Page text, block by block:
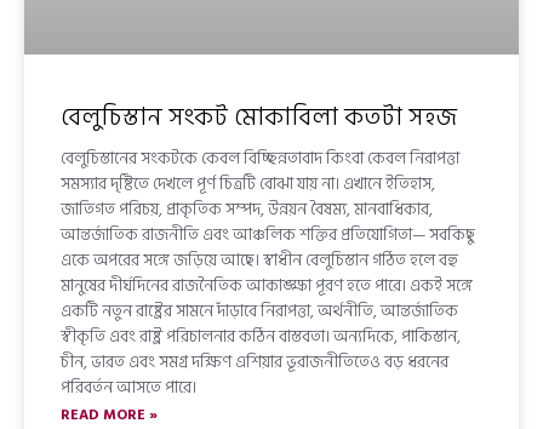
বেলুচিস্তান সংকট মোকাবিলা কতটা সহজ
বেলুচিস্তানের সংকটকে কেবল বিচ্ছিন্নতাবাদ কিংবা কেবল নিরাপত্তা
সমস্যার দৃষ্টিতে দেখলে পূর্ণ চিত্রটি বোঝা যায় না। এখানে ইতিহাস,
জাতিগত পরিচয়, প্রাকৃতিক সম্পদ, উন্নয়ন বৈষম্য, মানবাধিকার,
আন্তর্জাতিক রাজনীতি এবং আঞ্চলিক শক্তির প্রতিযোগিতা— সবকিছু
একে অপরের সঙ্গে জড়িয়ে আছে। স্বাধীন বেলুচিস্তান গঠিত হলে বহু
মানুষের দীর্ঘদিনের রাজনৈতিক আকাঙ্ক্ষা পূরণ হতে পারে। একই সঙ্গে
একটি নতুন রাষ্ট্রের সামনে দাঁড়াবে নিরাপত্তা, অর্থনীতি, আন্তর্জাতিক
স্বীকৃতি এবং রাষ্ট্র পরিচালনার কঠিন বাস্তবতা। অন্যদিকে, পাকিস্তান,
চীন, ভারত এবং সমগ্র দক্ষিণ এশিয়ার ভূরাজনীতিতেও বড় ধরনের
পরিবর্তন আসতে পারে।
READ MORE »